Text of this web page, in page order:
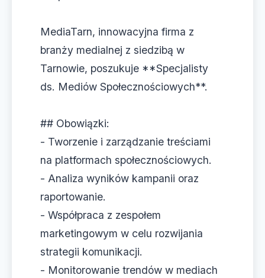
MediaTarn, innowacyjna firma z
branży medialnej z siedzibą w
Tarnowie, poszukuje **Specjalisty
ds. Mediów Społecznościowych**.
## Obowiązki:
- Tworzenie i zarządzanie treściami
na platformach społecznościowych.
- Analiza wyników kampanii oraz
raportowanie.
- Współpraca z zespołem
marketingowym w celu rozwijania
strategii komunikacji.
- Monitorowanie trendów w mediach